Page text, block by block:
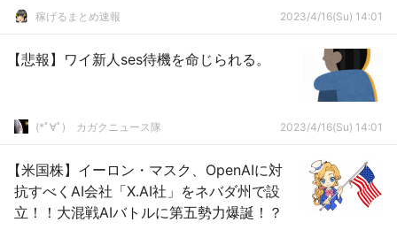
稼げるまとめ速報 2023/4/16(Su) 14:01
【悲報】ワイ新人ses待機を命じられる。
(*ﾟ∀ﾟ)ゞカガクニュース隊 2023/4/16(Su) 14:01
【米国株】イーロン・マスク、OpenAIに対
抗すべくAI会社「X.AI社」をネバダ州で設
立！！大混戦AIバトルに第五勢力爆誕！？